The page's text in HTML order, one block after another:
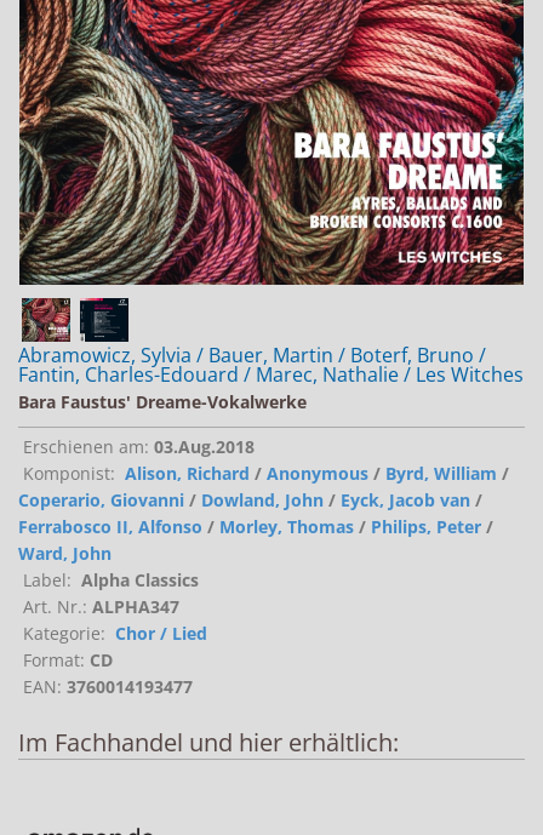
Jobs bei Naxos
Naxos Deutschland Blog
Naxos weltweit
Abramowicz, Sylvia / Bauer, Martin / Boterf, Bruno /
Fantin, Charles-Edouard / Marec, Nathalie / Les Witches
Bara Faustus' Dreame-Vokalwerke
Erschienen am: 03.Aug.2018
Komponist: Alison, Richard / Anonymous / Byrd, William /
Coperario, Giovanni / Dowland, John / Eyck, Jacob van /
Ferrabosco II, Alfonso / Morley, Thomas / Philips, Peter /
Ward, John
Label: Alpha Classics
Art. Nr.: ALPHA347
Kategorie: Chor / Lied
Format: CD
EAN: 3760014193477
Im Fachhandel und hier erhältlich: